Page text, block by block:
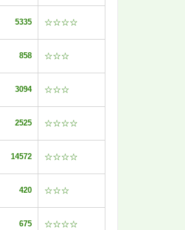
5335 ☆☆☆☆
858 ☆☆☆
3094 ☆☆☆
2525 ☆☆☆☆
14572 ☆☆☆☆
420 ☆☆☆
675 ☆☆☆☆